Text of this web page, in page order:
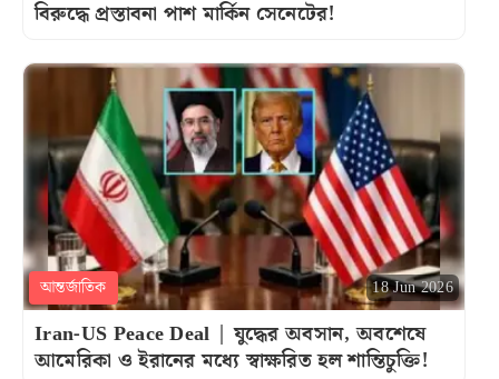
বিরুদ্ধে প্রস্তাবনা পাশ মার্কিন সেনেটের!
আন্তর্জাতিক 18 Jun 2026
Iran-US Peace Deal | যুদ্ধের অবসান, অবশেষে
আমেরিকা ও ইরানের মধ্যে স্বাক্ষরিত হল শান্তিচুক্তি!